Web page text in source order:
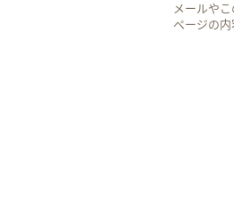
メールや
ページの内